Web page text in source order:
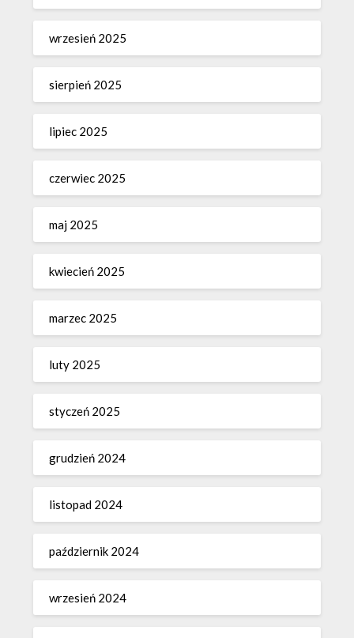
wrzesień 2025
sierpień 2025
lipiec 2025
czerwiec 2025
maj 2025
kwiecień 2025
marzec 2025
luty 2025
styczeń 2025
grudzień 2024
listopad 2024
październik 2024
wrzesień 2024